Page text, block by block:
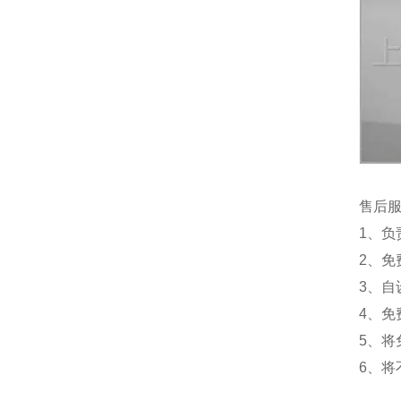
售后
1、负
2、免
3、自
4、免
5、将
6、将